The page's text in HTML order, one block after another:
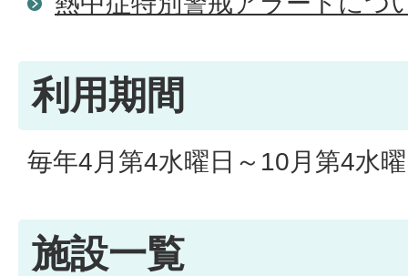
利用期間
毎年4月第4水曜日～10月第4水
施設一覧